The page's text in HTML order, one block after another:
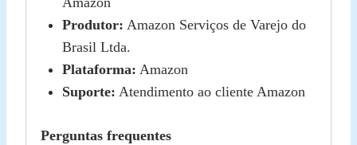
Produtor: Amazon Serviços de Varejo do
Brasil Ltda.
Plataforma: Amazon
Suporte: Atendimento ao cliente Amazon
Perguntas frequentes